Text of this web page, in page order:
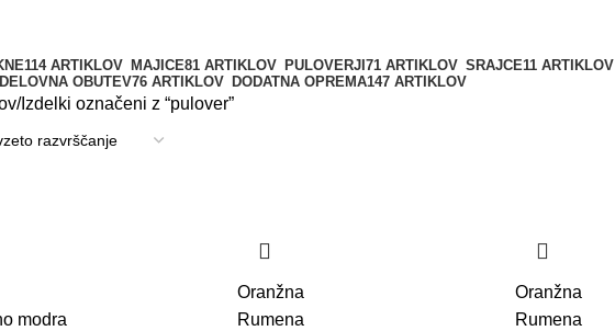
114 ARTIKLOV MAJICE81 ARTIKLOV PULOVERJI 71 ARTIKLOV SRAJCE11 ARTIKLOV
DELOVNA OBUTEV76 ARTIKLOV DODATNA OPREMA147 ARTIKLOV
Izdelki označeni z “pulover”
modra
Oranžna
Rumena
Oranžna
Rumena